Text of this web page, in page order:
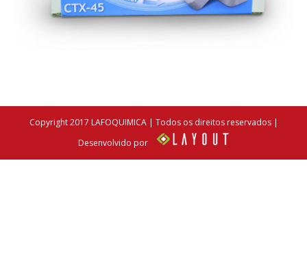
Copyright 2017 LAFOQUIMICA | Todos os direitos reservados |
Desenvolvido por